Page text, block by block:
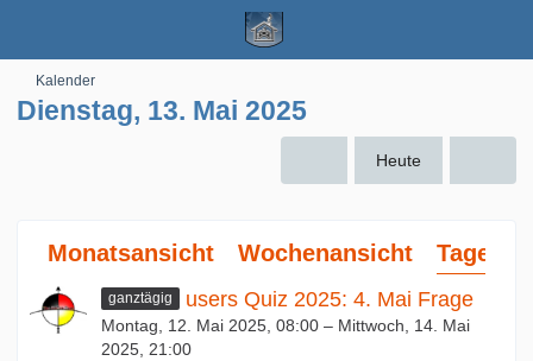
Kalender
Dienstag, 13. Mai 2025
Heute
Monatsansicht Wochenansicht
ganztägig users Quiz 2025: 4. Mai Frage
Montag, 12. Mai 2025, 08:00 – Mittwoch, 14. Mai
2025, 21:00